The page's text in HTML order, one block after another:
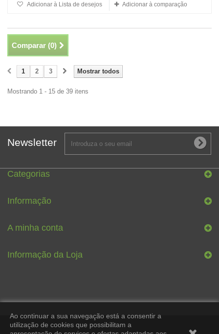
Adicionar à Lista de desejos Adicionar à comparação
Comparar (0)
Mostrar todos
1 2 3
Mostrando 1 - 15 de 39 itens
Newsletter
Categorias
Informação
A minha conta
Informação da Loja
Ao continuar a sua navegação está a consentir a
utilização de cookies que possibilitam a